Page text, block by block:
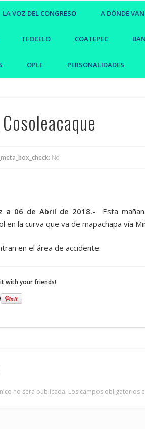
LA VOZ DEL CONGRESO A DÓNDE
TEOCELO COATEPEC
OPLE PERSONALIDADES
No
a 06 de Abril de 2018.-
Esta
en la curva que va de mapachapa vía
en el área de accidente.
with your friends!
no será publicada. Los campos obligatorios